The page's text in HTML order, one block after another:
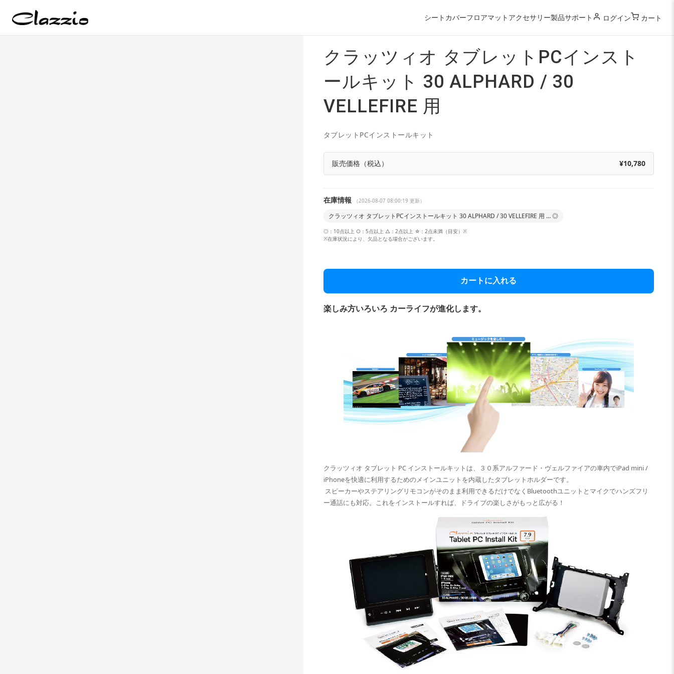
シートカバーフロアマット アクセサリー製品サポート ログイン カート
クラッツィオ タブレットPCインスト
ールキット 30 ALPHARD / 30
VELLEFIRE 用
タブレットPCインストールキット
販売価格（税込） ¥10,780
在庫情報 （2026-08-07 08:00:19 更新）
クラッツィオ タブレットPCインストールキット 30 ALPHARD / 30 VELLEFIRE 用 … ◎
◎：10点以上 ○：5点以上 △：2点以上 ☆：2点未満（目安）※
※在庫状況により、欠品となる場合がございます。
カートに入れる
楽しみ方いろいろ カーライフが進化します。
クラッツィオ タブレット PC インストールキットは、３０系アルファード・ヴェルファイアの車内でiPad mini /
iPhoneを快適に利用するためのメインユニットを内蔵したタブレットホルダーです。
スピーカーやステアリングリモコンがそのまま利用できるだけでなくBluetoothユニットとマイクでハンズフリ
ー通話にも対応。これをインストールすれば、ドライブの楽しさがもっと広がる！